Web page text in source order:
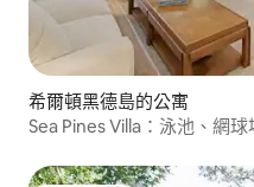
希爾頓黑德島的公寓
Sea Pines Villa：泳池、網